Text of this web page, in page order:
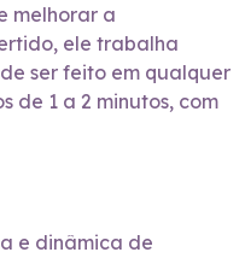
melhorar a
ele trabalha
ser feito em qualquer
de 1 a 2 minutos, com
e dinâmica de